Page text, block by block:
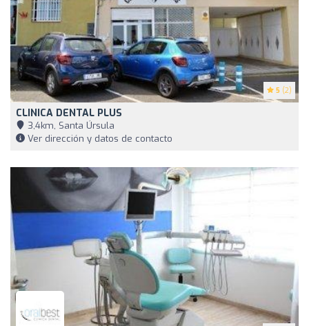
5 (2)
CLINICA DENTAL PLUS
3,4km, Santa Úrsula
Ver dirección y datos de contacto